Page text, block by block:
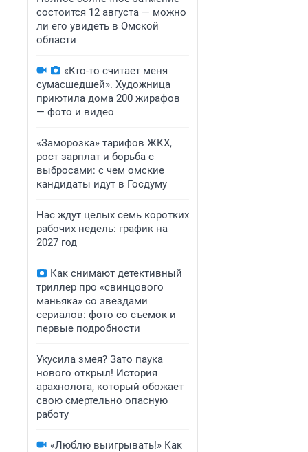
состоится 12 августа — можно
ли его увидеть в Омской
области
«Кто-то считает меня
сумасшедшей». Художница
приютила дома 200 жирафов
— фото и видео
«Заморозка» тарифов ЖКХ,
рост зарплат и борьба с
выбросами: с чем омские
кандидаты идут в Госдуму
Нас ждут целых семь коротких
рабочих недель: график на
2027 год
Как снимают детективный
триллер про «свинцового
маньяка» со звездами
сериалов: фото со съемок и
первые подробности
Укусила змея? Зато паука
нового открыл! История
арахнолога, который обожает
свою смертельно опасную
работу
«Люблю выигрывать!» Как